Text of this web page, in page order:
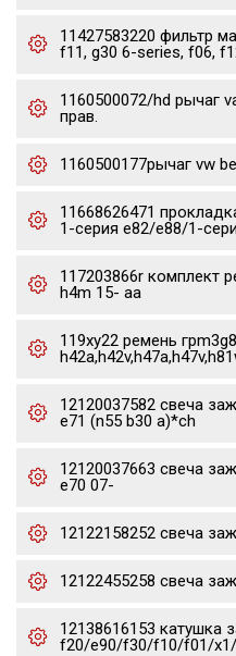
11427583220 фильтр
f11, g30 6-series, f06,
1160500072/hd рычаг
прав.
1160500177рычаг vw
11668626471
1-серия e82/e88/1-
117203866r комплект
h4m 15- aa
119xy22 ремень
12120037582 свеча
e71 (n55 b30 a)*ch
12120037663 свеча
e70 07-
12122158252 свеча
12122455258 свеча
12138616153 катушка
f20/e90/f30/f10/f01/